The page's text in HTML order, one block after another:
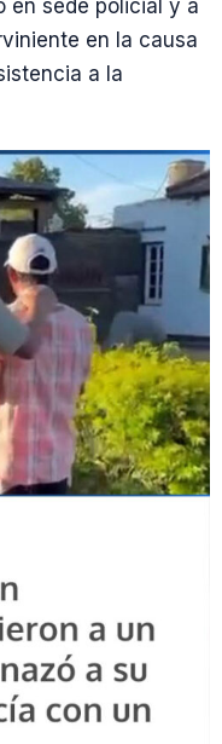
en sede policial y a
en la causa
a la